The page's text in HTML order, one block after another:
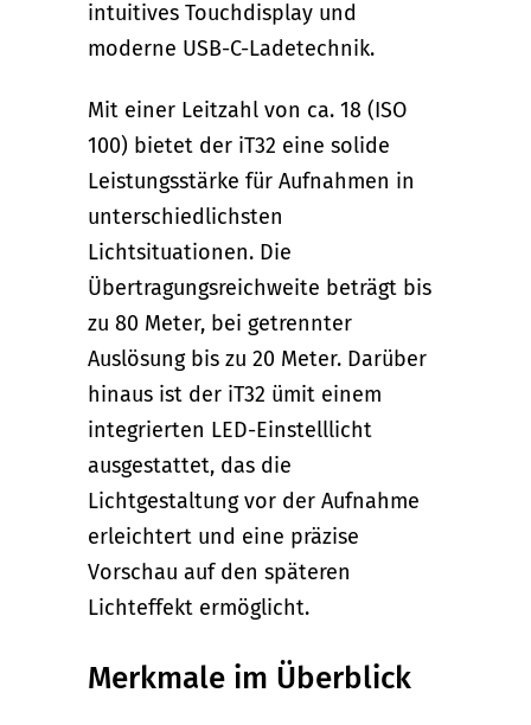
intuitives Touchdisplay und
moderne USB-C-Ladetechnik.
Mit einer Leitzahl von ca. 18 (ISO
100) bietet der iT32 eine solide
Leistungsstärke für Aufnahmen in
unterschiedlichsten
Lichtsituationen. Die
Übertragungsreichweite beträgt bis
zu 80 Meter, bei getrennter
Auslösung bis zu 20 Meter. Darüber
hinaus ist der iT32 ümit einem
integrierten LED-Einstelllicht
ausgestattet, das die
Lichtgestaltung vor der Aufnahme
erleichtert und eine präzise
Vorschau auf den späteren
Lichteffekt ermöglicht.
Merkmale im Überblick